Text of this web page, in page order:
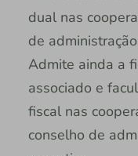
dual nas
de
Admite ainda a
associado e
fiscal nas
conselho de